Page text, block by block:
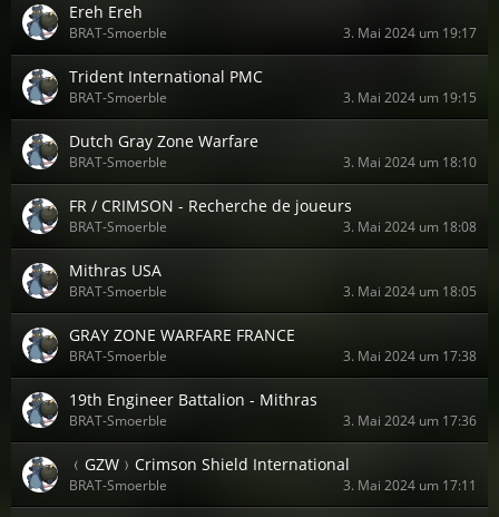
Ereh Ereh
BRAT-Smoerble 3. Mai 2024 um 19:17
Trident International PMC
BRAT-Smoerble 3. Mai 2024 um 19:15
Dutch Gray Zone Warfare
BRAT-Smoerble 3. Mai 2024 um 18:10
FR / CRIMSON - Recherche de joueurs
BRAT-Smoerble 3. Mai 2024 um 18:08
Mithras USA
BRAT-Smoerble 3. Mai 2024 um 18:05
GRAY ZONE WARFARE FRANCE
BRAT-Smoerble 3. Mai 2024 um 17:38
19th Engineer Battalion - Mithras
BRAT-Smoerble 3. Mai 2024 um 17:36
﹙GZW﹚Crimson Shield International
BRAT-Smoerble 3. Mai 2024 um 17:11